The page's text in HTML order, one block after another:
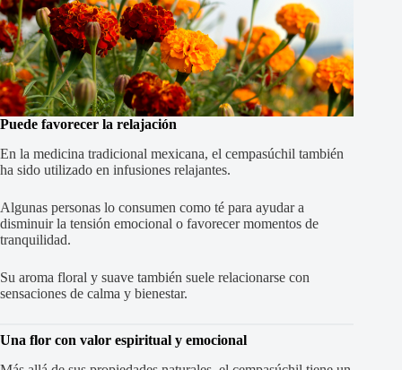
Puede favorecer la relajación
En la medicina tradicional mexicana, el cempasúchil también
ha sido utilizado en infusiones relajantes.
Algunas personas lo consumen como té para ayudar a
disminuir la tensión emocional o favorecer momentos de
tranquilidad.
Su aroma floral y suave también suele relacionarse con
sensaciones de calma y bienestar.
Una flor con valor espiritual y emocional